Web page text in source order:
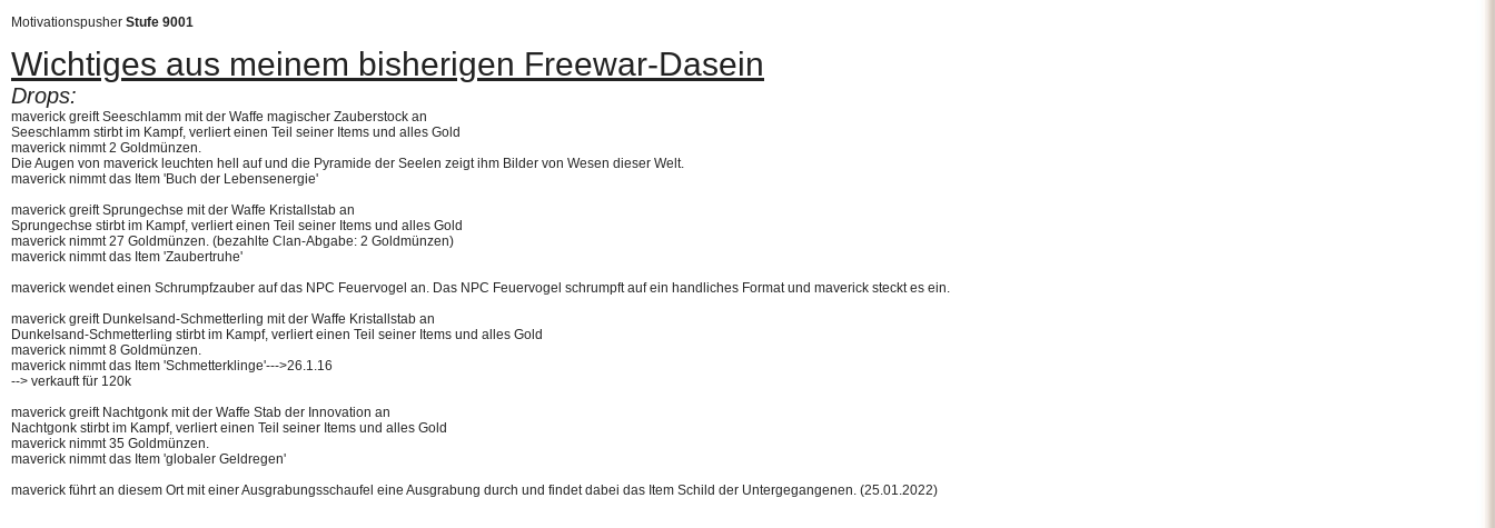
Motivationspusher Stufe 9001
Wichtiges aus meinem bisherigen Freewar-Dasein
Drops:
maverick greift Seeschlamm mit der Waffe magischer Zauberstock an
Seeschlamm stirbt im Kampf, verliert einen Teil seiner Items und alles Gold
maverick nimmt 2 Goldmünzen.
Die Augen von maverick leuchten hell auf und die Pyramide der Seelen zeigt ihm Bilder von Wesen dieser Welt.
maverick nimmt das Item 'Buch der Lebensenergie'
maverick greift Sprungechse mit der Waffe Kristallstab an
Sprungechse stirbt im Kampf, verliert einen Teil seiner Items und alles Gold
maverick nimmt 27 Goldmünzen. (bezahlte Clan-Abgabe: 2 Goldmünzen)
maverick nimmt das Item 'Zaubertruhe'
maverick wendet einen Schrumpfzauber auf das NPC Feuervogel an. Das NPC Feuervogel schrumpft auf ein handliches Format und maverick steckt es ein.
maverick greift Dunkelsand-Schmetterling mit der Waffe Kristallstab an
Dunkelsand-Schmetterling stirbt im Kampf, verliert einen Teil seiner Items und alles Gold
maverick nimmt 8 Goldmünzen.
maverick nimmt das Item 'Schmetterklinge'--->26.1.16
--> verkauft für 120k
maverick greift Nachtgonk mit der Waffe Stab der Innovation an
Nachtgonk stirbt im Kampf, verliert einen Teil seiner Items und alles Gold
maverick nimmt 35 Goldmünzen.
maverick nimmt das Item 'globaler Geldregen'
maverick führt an diesem Ort mit einer Ausgrabungsschaufel eine Ausgrabung durch und findet dabei das Item Schild der Untergegangenen. (25.01.2022)